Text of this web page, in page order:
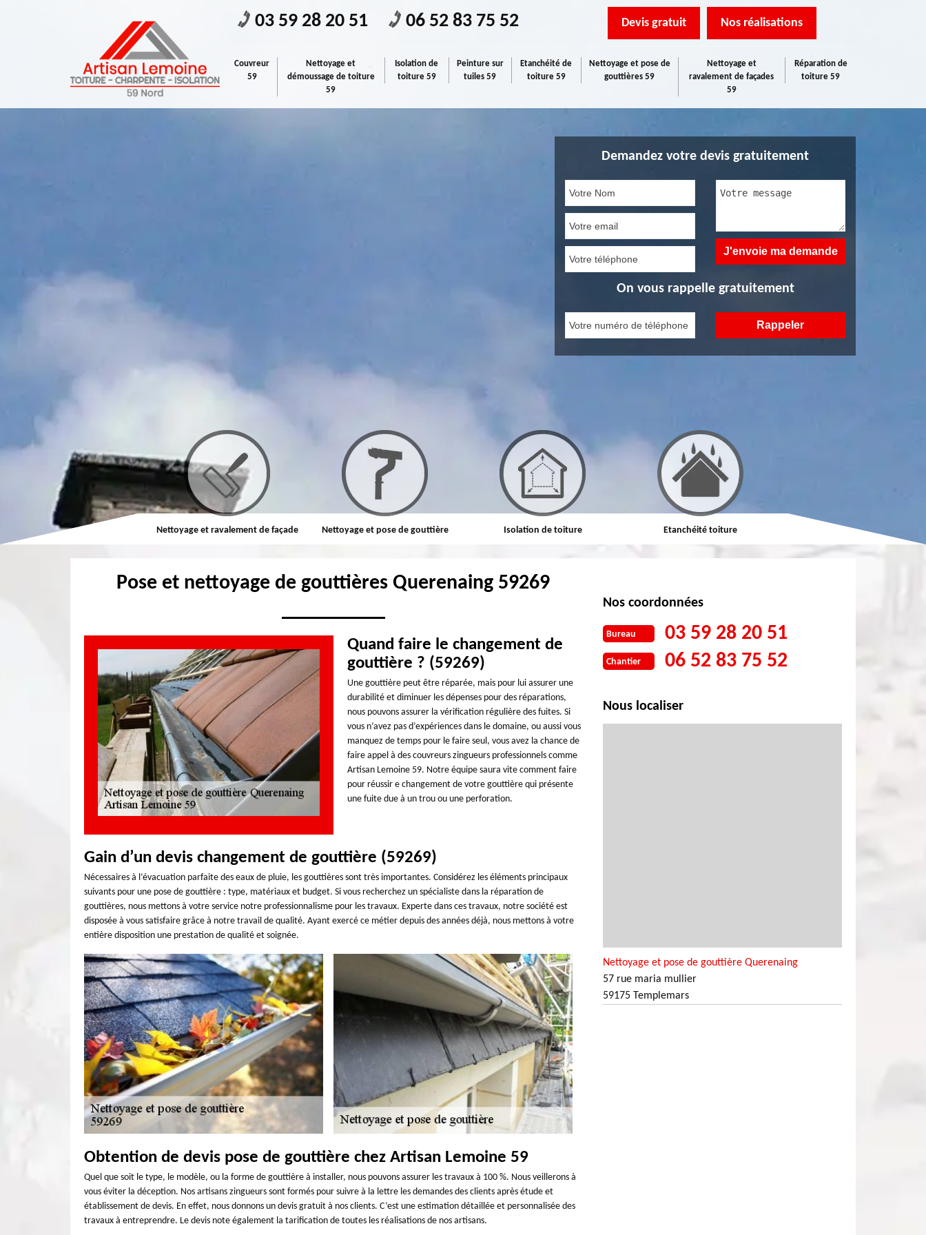
03 59 28 20 51 06 52 83 75 52 Devis gratuit Nos réalisations
Couvreur
59
Nettoyage et
démoussage de toiture
59
Isolation de
toiture 59
Peinture sur
tuiles 59
Etanchéité de
toiture 59
Nettoyage et pose de
gouttières 59
Nettoyage et
ravalement de façades
59
Réparation de
toiture 59
Demandez votre devis gratuitement
On vous rappelle gratuitement
Couvreur Nettoyage et ravalement de façade Nettoyage et pose de gouttière Isolation de toiture Etanchéité toiture Réparation de toiture
Pose et nettoyage de gouttières Querenaing 59269
Quand faire le changement de
gouttière ? (59269)
Une gouttière peut être réparée, mais pour lui assurer une
durabilité et diminuer les dépenses pour des réparations,
nous pouvons assurer la vérification régulière des fuites. Si
vous n’avez pas d’expériences dans le domaine, ou aussi vous
manquez de temps pour le faire seul, vous avez la chance de
faire appel à des couvreurs zingueurs professionnels comme
Artisan Lemoine 59. Notre équipe saura vite comment faire
pour réussir e changement de votre gouttière qui présente
une fuite due à un trou ou une perforation.
Gain d’un devis changement de gouttière (59269)
Nécessaires à l’évacuation parfaite des eaux de pluie, les gouttières sont très importantes. Considérez les éléments principaux
suivants pour une pose de gouttière : type, matériaux et budget. Si vous recherchez un spécialiste dans la réparation de
gouttières, nous mettons à votre service notre professionnalisme pour les travaux. Experte dans ces travaux, notre société est
disposée à vous satisfaire grâce à notre travail de qualité. Ayant exercé ce métier depuis des années déjà, nous mettons à votre
entière disposition une prestation de qualité et soignée.
Obtention de devis pose de gouttière chez Artisan Lemoine 59
Quel que soit le type, le modèle, ou la forme de gouttière à installer, nous pouvons assurer les travaux à 100 %. Nous veillerons à
vous éviter la déception. Nos artisans zingueurs sont formés pour suivre à la lettre les demandes des clients après étude et
établissement de devis. En effet, nous donnons un devis gratuit à nos clients. C’est une estimation détaillée et personnalisée des
travaux à entreprendre. Le devis note également la tarification de toutes les réalisations de nos artisans.
Nos coordonnées
Bureau 03 59 28 20 51
Chantier 06 52 83 75 52
Nous localiser
Nettoyage et pose de gouttière Querenaing
57 rue maria mullier
59175 Templemars